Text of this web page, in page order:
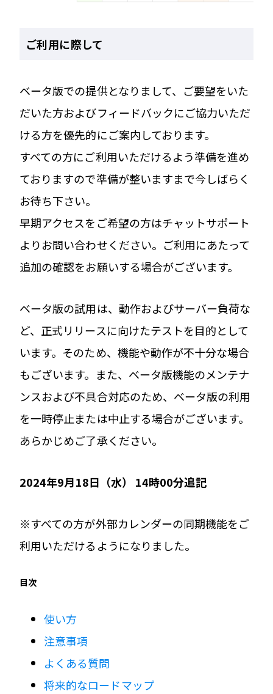
ご利用に際して
ベータ版での提供となりまして、ご要望をいた
だいた方およびフィードバックにご協力いただ
ける方を優先的にご案内しております。
すべての方にご利用いただけるよう準備を進め
ておりますので準備が整いますまで今しばらく
お待ち下さい。
早期アクセスをご希望の方はチャットサポート
よりお問い合わせください。ご利用にあたって
追加の確認をお願いする場合がございます。
ベータ版の試用は、動作およびサーバー負荷な
ど、正式リリースに向けたテストを目的として
います。そのため、機能や動作が不十分な場合
もございます。また、ベータ版機能のメンテナ
ンスおよび不具合対応のため、ベータ版の利用
を一時停止または中止する場合がございます。
あらかじめご了承ください。
2024年9月18日（水） 14時00分追記
※すべての方が外部カレンダーの同期機能をご
利用いただけるようになりました。
目次
使い方
注意事項
よくある質問
将来的なロードマップ